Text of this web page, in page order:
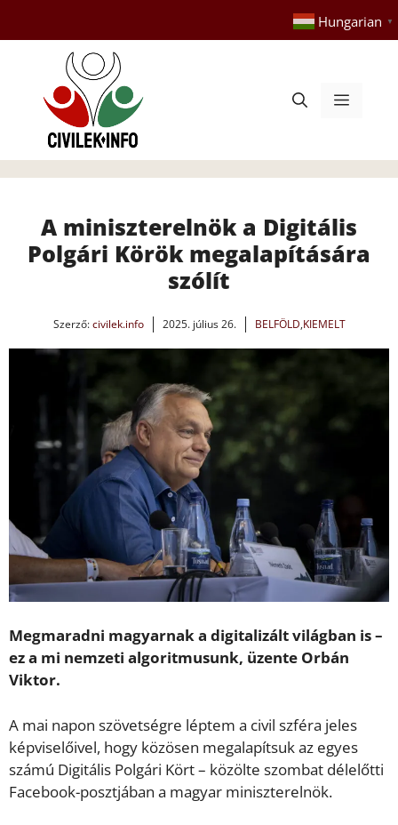
tartalomba
Hungarian ▼
Menü
A miniszterelnök a Digitális
Polgári Körök megalapítására
szólít
Szerző:civilek.info 2025. július 26. BELFÖLD,KIEMELT
Megmaradni magyarnak a digitalizált világban is –
ez a mi nemzeti algoritmusunk, üzente Orbán
Viktor.
A mai napon szövetségre léptem a civil szféra jeles
képviselőivel, hogy közösen megalapítsuk az egyes
számú Digitális Polgári Kört – közölte szombat délelőtti
Facebook-posztjában a magyar miniszterelnök.